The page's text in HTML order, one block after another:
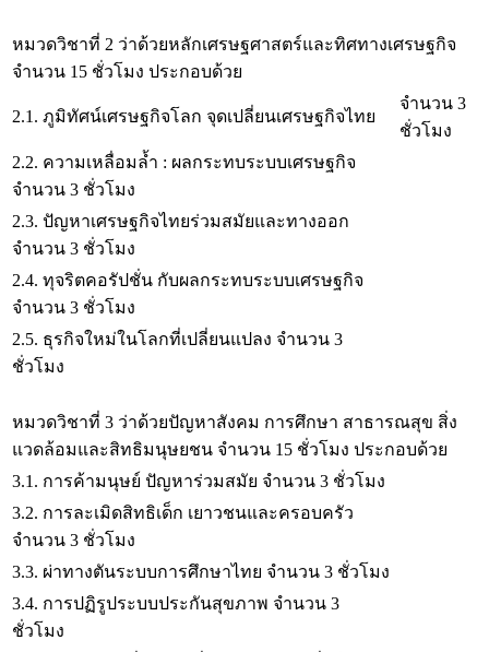
หมวดวิชาที่ 2 ว่าด้วยหลักเศรษฐศาสตร์และทิศทางเศรษฐกิจ
จำนวน 15 ชั่วโมง ประกอบด้วย
2.1. ภูมิทัศน์เศรษฐกิจโลก จุดเปลี่ยนเศรษฐกิจไทย
จำนวน 3
ชั่วโมง
2.2. ความเหลื่อมล้ำ : ผลกระทบระบบเศรษฐกิจ
จำนวน 3 ชั่วโมง
2.3. ปัญหาเศรษฐกิจไทยร่วมสมัยและทางออก
จำนวน 3 ชั่วโมง
2.4. ทุจริตคอรัปชั่น กับผลกระทบระบบเศรษฐกิจ
จำนวน 3 ชั่วโมง
2.5. ธุรกิจใหม่ในโลกที่เปลี่ยนแปลง จำนวน 3
ชั่วโมง
หมวดวิชาที่ 3 ว่าด้วยปัญหาสังคม การศึกษา สาธารณสุข สิ่ง
แวดล้อมและสิทธิมนุษยชน จำนวน 15 ชั่วโมง ประกอบด้วย
3.1. การค้ามนุษย์ ปัญหาร่วมสมัย จำนวน 3 ชั่วโมง
3.2. การละเมิดสิทธิเด็ก เยาวชนและครอบครัว
จำนวน 3 ชั่วโมง
3.3. ผ่าทางตันระบบการศึกษาไทย จำนวน 3 ชั่วโมง
3.4. การปฏิรูประบบประกันสุขภาพ จำนวน 3
ชั่วโมง